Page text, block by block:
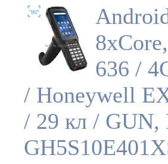
636 /
/ Honeywell
/ 29 кл / GUN,